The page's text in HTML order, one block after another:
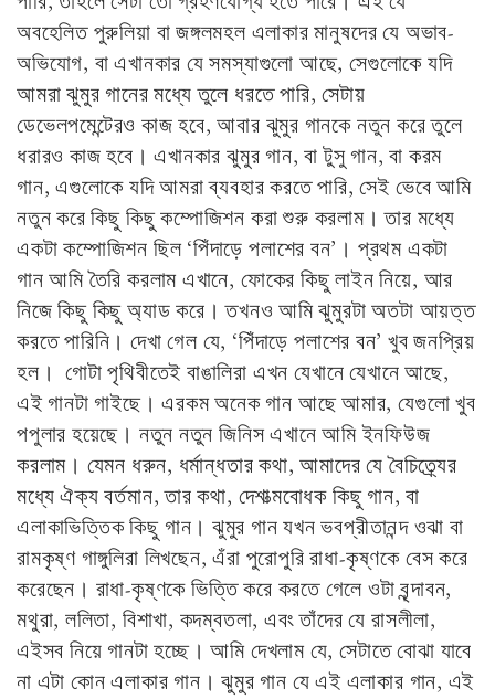
অবহেলিত পুরুলিয়া বা জঙ্গলমহল এলাকার মানুষদের যে অভাব-
অভিযোগ, বা এখানকার যে সমস্যাগুলো আছে, সেগুলোকে যদি
আমরা ঝুমুর গানের মধ্যে তুলে ধরতে পারি, সেটায়
ডেভেলপমেন্টেরও কাজ হবে, আবার ঝুমুর গানকে নতুন করে তুলে
ধরারও কাজ হবে। এখানকার ঝুমুর গান, বা টুসু গান, বা করম
গান, এগুলোকে যদি আমরা ব্যবহার করতে পারি, সেই ভেবে আমি
নতুন করে কিছু কিছু কম্পোজিশন করা শুরু করলাম। তার মধ্যে
একটা কম্পোজিশন ছিল ‘পিঁদাড়ে পলাশের বন’। প্রথম একটা
গান আমি তৈরি করলাম এখানে, ফোকের কিছু লাইন নিয়ে, আর
নিজে কিছু কিছু অ্যাড করে। তখনও আমি ঝুমুরটা অতটা আয়ত্ত
করতে পারিনি। দেখা গেল যে, ‘পিঁদাড়ে পলাশের বন’ খুব জনপ্রিয়
হল। গোটা পৃথিবীতেই বাঙালিরা এখন যেখানে যেখানে আছে,
এই গানটা গাইছে। এরকম অনেক গান আছে আমার, যেগুলো খুব
পপুলার হয়েছে। নতুন নতুন জিনিস এখানে আমি ইনফিউজ
করলাম। যেমন ধরুন, ধর্মান্ধতার কথা, আমাদের যে বৈচিত্র্যের
মধ্যে ঐক্য বর্তমান, তার কথা, দেশাত্মবোধক কিছু গান, বা
এলাকাভিত্তিক কিছু গান। ঝুমুর গান যখন ভবপ্রীতানন্দ ওঝা বা
রামকৃষ্ণ গাঙ্গুলিরা লিখছেন, এঁরা পুরোপুরি রাধা-কৃষ্ণকে বেস করে
করেছেন। রাধা-কৃষ্ণকে ভিত্তি করে করতে গেলে ওটা বৃন্দাবন,
মথুরা, ললিতা, বিশাখা, কদম্বতলা, এবং তাঁদের যে রাসলীলা,
এইসব নিয়ে গানটা হচ্ছে। আমি দেখলাম যে, সেটাতে বোঝা যাবে
না এটা কোন এলাকার গান। ঝুমুর গান যে এই এলাকার গান, এই